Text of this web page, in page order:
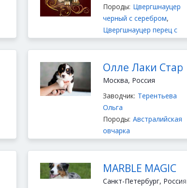
Породы: Цвергшнауцер
черный с серебром,
Цвергшнауцер перец с
черного окраса,
Австралийская овчарка,
Кавказская овчарка
Чихуахуа длинношёрстный
Йоркширский терьер
тцу,Мальтезе,Бишон
фризе,Бивер терьер
Олле Лаки Стар
Москва, Россия
Заводчик: Терентьева
Ольга
Породы: Австралийская
овчарка
MARBLE MAGIC
Санкт-Петербург, Россия